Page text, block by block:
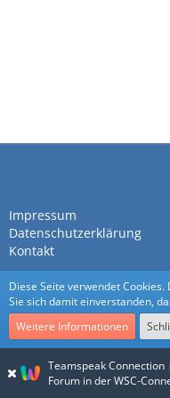
Impressum
Datenschutzerklärung
Kontakt
Community-
Stil:
Teamspeak
Forum in der WSC-
Diese Seite verwendet
Sie sich damit einverstanden,
Weitere Informationen